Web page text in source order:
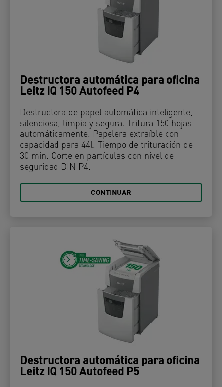
Destructora automática para oficina
Leitz IQ 150 Autofeed P4
Destructora de papel automática inteligente,
silenciosa, limpia y segura. Tritura 150 hojas
automáticamente. Papelera extraíble con
capacidad para 44l. Tiempo de trituración de
30 min. Corte en partículas con nivel de
seguridad DIN P4.
CONTINUAR
Destructora automática para oficina
Leitz IQ 150 Autofeed P5